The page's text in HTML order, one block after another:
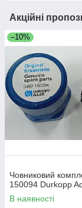
Акційні
–10%
Човниковий
150094 Durkopp
В наявності